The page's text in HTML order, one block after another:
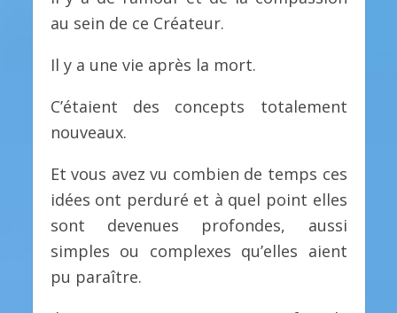
au sein de ce Créateur.
Il y a une vie après la mort.
C’étaient des concepts totalement
nouveaux.
Et vous avez vu combien de temps ces
idées ont perduré et à quel point elles
sont devenues profondes, aussi
simples ou complexes qu’elles aient
pu paraître.